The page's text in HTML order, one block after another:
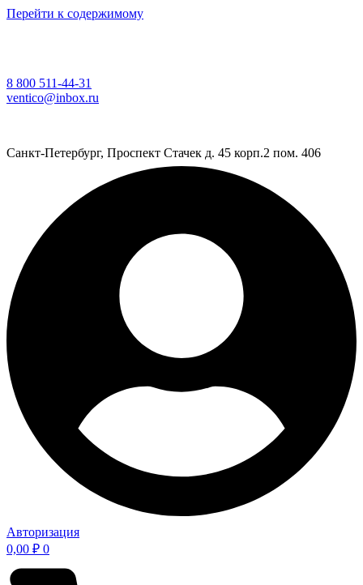
Перейти к содержимому
8 800 511-44-31
ventico@inbox.ru
Санкт-Петербург, Проспект Стачек д. 45 корп.2 пом. 406
Авторизация
0,00 ₽ 0